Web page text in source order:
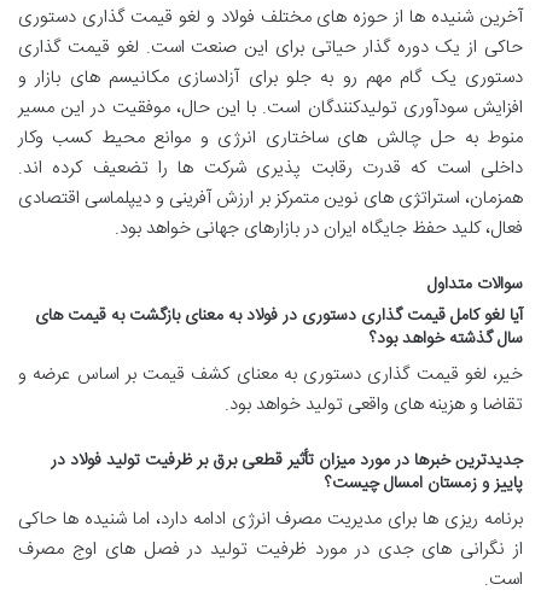
آخرین شنیده ها از حوزه های مختلف فولاد و لغو قیمت گذاری دستوری
حاکی از یک دوره گذار حیاتی برای این صنعت است. لغو قیمت گذاری
دستوری یک گام مهم رو به جلو برای آزادسازی مکانیسم های بازار و
افزایش سودآوری تولیدکنندگان است. با این حال، موفقیت در این مسیر
منوط به حل چالش های ساختاری انرژی و موانع محیط کسب وکار
داخلی است که قدرت رقابت پذیری شرکت ها را تضعیف کرده اند.
همزمان، استراتژی های نوین متمرکز بر ارزش آفرینی و دیپلماسی اقتصادی
فعال، کلید حفظ جایگاه ایران در بازارهای جهانی خواهد بود.
سوالات متداول
آیا لغو کامل قیمت گذاری دستوری در فولاد به معنای بازگشت به قیمت های
سال گذشته خواهد بود؟
خیر، لغو قیمت گذاری دستوری به معنای کشف قیمت بر اساس عرضه و
تقاضا و هزینه های واقعی تولید خواهد بود.
جدیدترین خبرها در مورد میزان تأثیر قطعی برق بر ظرفیت تولید فولاد در
پاییز و زمستان امسال چیست؟
برنامه ریزی ها برای مدیریت مصرف انرژی ادامه دارد، اما شنیده ها حاکی
از نگرانی های جدی در مورد ظرفیت تولید در فصل های اوج مصرف
است.